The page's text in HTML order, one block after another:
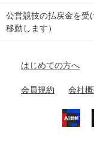
関
東
小田原競輪場
名古屋競輪場
富山競輪場
福井競輪場
netkeirin
公営競技の払戻金を受
移動します）
はじめての方へ
会員規約 会社